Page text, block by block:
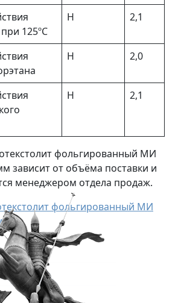
125ºC
Н 2,1
Н 2,0
Н 2,1
фольгированный МИ
зависит от объёма поставки и
менеджером отдела продаж.
фольгированный МИ